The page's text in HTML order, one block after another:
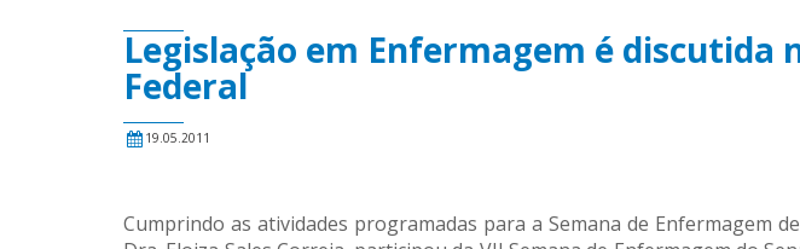
Legislação em Enfermagem é discutida
Federal
19.05.2011
Cumprindo as atividades programadas para a Semana de Enfermagem